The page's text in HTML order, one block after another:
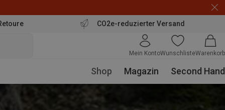
CO2e-reduzierter Versand
Mein KontoWunschlisteWarenkorb
Shop Magazin Second Hand